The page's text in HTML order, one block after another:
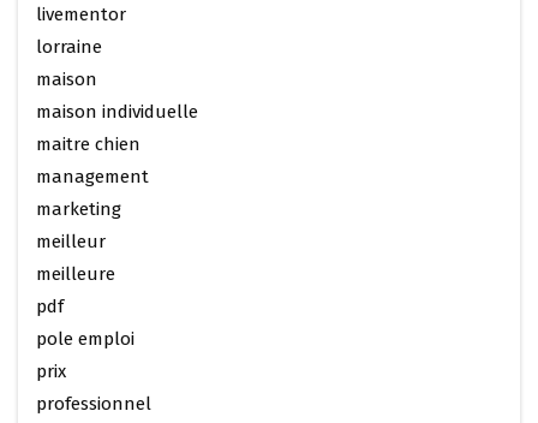
livementor
lorraine
maison
maison individuelle
maitre chien
management
marketing
meilleur
meilleure
pdf
pole emploi
prix
professionnel